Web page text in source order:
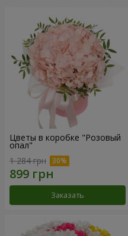
Цветы в коробке "Розовый
опал"
1 284 грн
Заказать